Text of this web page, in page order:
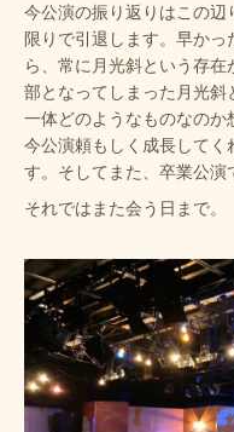
今公演の振り返りはこの
限りで引退します。早か
ら、常に月光斜という存
部となってしまった月光斜
一体どのようなものなのか
今公演頼もしく成長してく
す。そしてまた、卒業公
それではまた会う日まで。